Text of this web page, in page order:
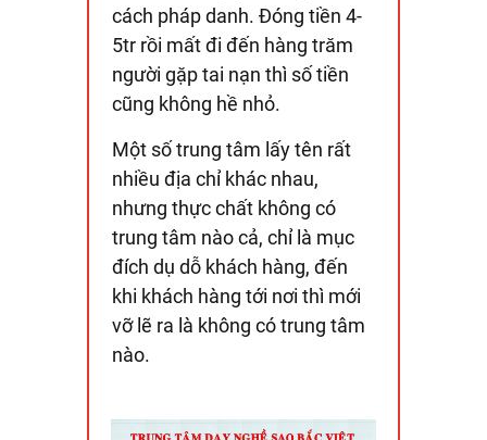
cách pháp danh. Đóng tiền 4-
5tr rồi mất đi đến hàng trăm
người gặp tai nạn thì số tiền
cũng không hề nhỏ.
​Một số trung tâm lấy tên rất
nhiều địa chỉ khác nhau,
nhưng thực chất không có
trung tâm nào cả, chỉ là mục
đích dụ dỗ khách hàng, đến
khi khách hàng tới nơi thì mới
vỡ lẽ ra là không có trung tâm
nào.